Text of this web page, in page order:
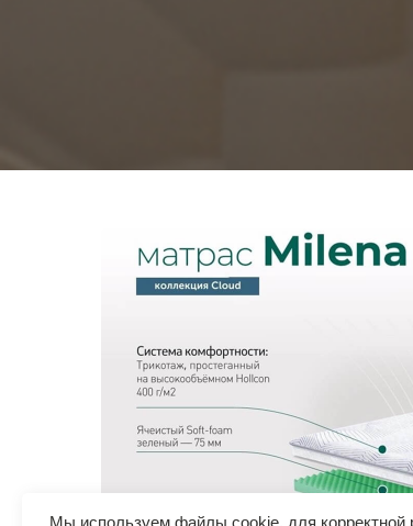
Мы используем файлы cookie, для корректной